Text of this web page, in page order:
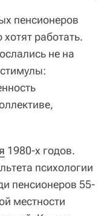
пенсионеров
работать.
не на
1980-х годов.
психологии
пенсионеров 55-
местности